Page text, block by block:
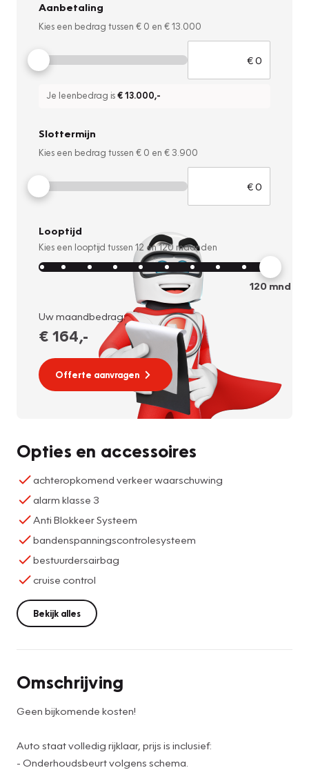
Aanbetaling
Kies een bedrag tussen € 0 en € 13.000
Je leenbedrag is€ 13.000,-
Slottermijn
Kies een bedrag tussen € 0 en € 3.900
Looptijd
Kies een looptijd tussen 12 en120 maanden
120mnd
Uw maandbedrag:
€ 164,-
Offerte aanvragen
Opties en accessoires
achteropkomend verkeer waarschuwing
alarm klasse 3
Anti Blokkeer Systeem
bandenspanningscontrolesysteem
bestuurdersairbag
cruise control
Bekijk alles
Omschrijving
Geen bijkomende kosten!
Auto staat volledig rijklaar, prijs is inclusief:
- Onderhoudsbeurt volgens schema.